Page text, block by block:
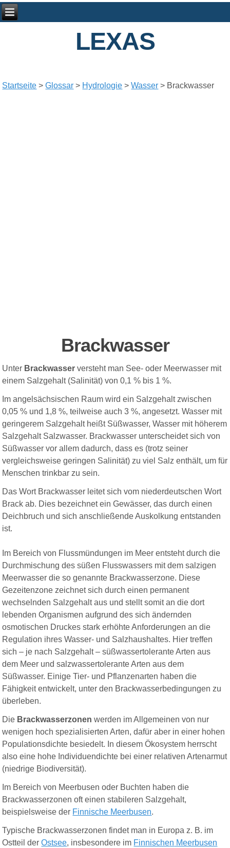
LEXAS
Startseite >Glossar > Hydrologie >Wasser > Brackwasser
Brackwasser
Unter Brackwasser versteht man See- oder Meerwasser mit
einem Salzgehalt (Salinität) von 0,1 % bis 1 %.
Im angelsächsischen Raum wird ein Salzgehalt zwischen
0,05 % und 1,8 %, teilweise auch 3 %, angesetzt. Wasser mit
geringerem Salzgehalt heißt Süßwasser, Wasser mit höherem
Salzgehalt Salzwasser. Brackwasser unterscheidet sich von
Süßwasser vor allem dadurch, dass es (trotz seiner
vergleichsweise geringen Salinität) zu viel Salz enthält, um für
Menschen trinkbar zu sein.
DasWort Brackwasser leitetsichvom niederdeutschenWort
Brack ab. Dies bezeichneteinGewässer, dasdurcheinen
Deichbruch undsichanschließendeAuskolkungentstanden
ist.
Im Bereich von Flussmündungen im Meer entsteht durch die
Durchmischung des süßen Flusswassers mit dem salzigen
Meerwasser die so genannte Brackwasserzone. Diese
Gezeitenzone zeichnet sich durch einen permanent
wechselnden Salzgehalt aus und stellt somit an die dort
lebenden Organismen aufgrund des sich ändernden
osmotischen Druckes stark erhöhte Anforderungen an die
Regulation ihres Wasser- und Salzhaushaltes. Hier treffen
sich – je nach Salzgehalt – süßwassertolerante Arten aus
dem Meer und salzwassertolerante Arten aus dem
Süßwasser. Einige Tier- und Pflanzenarten haben die
Fähigkeit entwickelt, unter den Brackwasserbedingungen zu
überleben.
Die Brackwasserzonen werden im Allgemeinen von nur
wenigen hoch spezialisierten Arten, dafür aber in einer hohen
Populationsdichte besiedelt. In diesem Ökosystem herrscht
also eine hohe Individuendichte bei einer relativen Artenarmut
(niedrige Biodiversität).
Im Bereich von Meerbusen oder Buchten haben die
Brackwasserzonen oft einen stabileren Salzgehalt,
beispielsweise der Finnische Meerbusen.
Typische Brackwasserzonen findet man in Europa z. B. im
Ostteil derOstsee, insbesondere im Finnischen Meerbusen